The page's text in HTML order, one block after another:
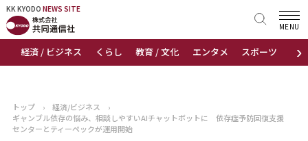
KK KYODO NEWS SITE
›
経済 / ビジネス くらし 教育 / 文化 エンタメ スポーツ 地域
MENU
KK KYODONEWS SITE
トップページ
ニュース
トップ › 経済/ビジネス
›
ギャンブル依存の悩み、相談しやすいAIチャットボットに 依存症予防回復支援
センターとティーペックが運用開始